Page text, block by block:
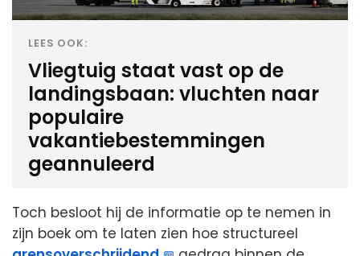
LEES OOK:
Vliegtuig staat vast op de
landingsbaan: vluchten naar
populaire
vakantiebestemmingen
geannuleerd
Toch besloot hij de informatie op te nemen in
zijn boek om te laten zien hoe structureel